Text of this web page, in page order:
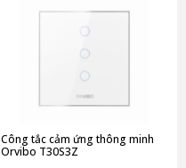
Công tắc cảm ứng thông minh
Orvibo T30S3Z